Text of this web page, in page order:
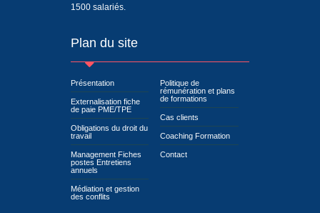
1500 salariés.
Plan du site
Présentation
Externalisation fiche
de paie PME/TPE
Obligations du droit du
travail
Management Fiches
postes Entretiens
annuels
Médiation et gestion
des conflits
Politique de
rémunération et plans
de formations
Cas clients
Coaching Formation
Contact